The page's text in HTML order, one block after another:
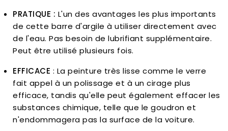
PRATIQUE : L'un des avantages les plus importants
de cette barre d'argile à utiliser directement avec
de l'eau. Pas besoin de lubrifiant supplémentaire.
Peut être utilisé plusieurs fois.
EFFICACE : La peinture très lisse comme le verre
fait appel à un polissage et à un cirage plus
efficace, tandis qu'elle peut également effacer les
substances chimique, telle que le goudron et
n'endommagera pas la surface de la voiture.